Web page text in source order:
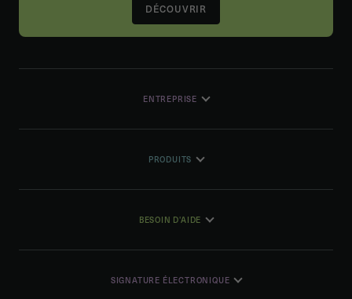
DÉCOUVRIR
ENTREPRISE
PRODUITS
BESOIN D'AIDE
SIGNATURE ÉLECTRONIQUE